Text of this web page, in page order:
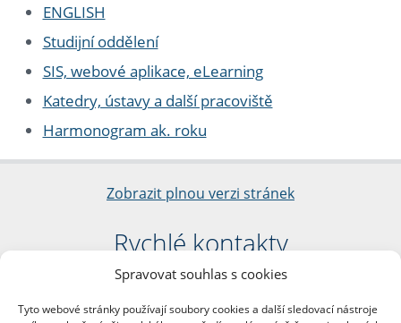
Spravovat souhlas s cookies
Tyto webové stránky používají soubory cookies a další sledovací nástroje
ENGLISH
Studijní oddělení
SIS, webové aplikace, eLearning
Katedry, ústavy a další pracoviště
Harmonogram ak. roku
Zobrazit plnou verzi stránek
Rychlé kontakty
Filozofická fakulta
nám. Jana Palacha 1/2